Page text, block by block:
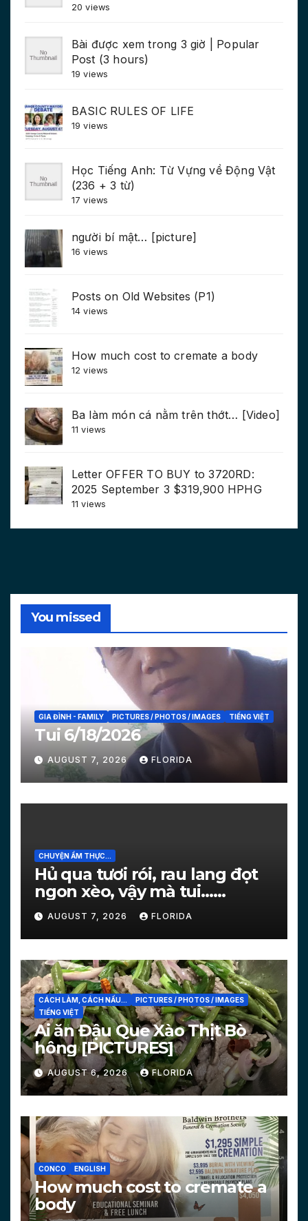
20 views
Bài được xem trong 3 giờ | Popular
Post (3 hours)
19 views
BASIC RULES OF LIFE
19 views
Học Tiếng Anh: Từ Vựng về Động Vật
(236 + 3 từ)
17 views
người bí mật… [picture]
16 views
Posts on Old Websites (P1)
14 views
How much cost to cremate a body
12 views
Ba làm món cá nằm trên thớt… [Video]
11 views
Letter OFFER TO BUY to 3720RD:
2025 September 3 $319,900 HPHG
11 views
You missed
GIA ĐÌNH - FAMILY PICTURES / PHOTOS / IMAGES TIẾNG VIỆT
Tui 6/18/2026
AUGUST 7, 2026 FLORIDA
CHUYỆN ẨM THỰC...
Hủ qua tươi rói, rau lang đọt
ngon xèo, vậy mà tui…
[PICTURES]
AUGUST 7, 2026 FLORIDA
CÁCH LÀM, CÁCH NẤU...
PICTURES / PHOTOS / IMAGES
TIẾNG VIỆT
Ai ăn Đậu Que Xào Thịt Bò
hông [PICTURES]
AUGUST 6, 2026 FLORIDA
CONCO ENGLISH
How much cost to cremate a
body